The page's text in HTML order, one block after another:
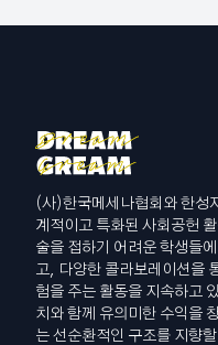
(사)한국메세나협회와 한성
계적이고 특화된 사회공헌
술을 접하기 어려운 학생들
고, 다양한 콜라보레이션을
험을 주는 활동을 지속하고
치와 함께 유의미한 수익을
는 선순환적인 구조를 지향